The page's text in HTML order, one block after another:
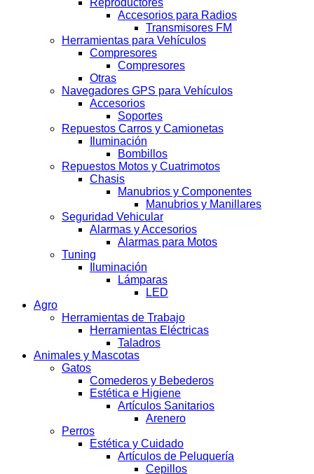
Reproductores
Accesorios para Radios
Transmisores FM
Herramientas para Vehículos
Compresores
Compresores
Otras
Navegadores GPS para Vehículos
Accesorios
Soportes
Repuestos Carros y Camionetas
Iluminación
Bombillos
Repuestos Motos y Cuatrimotos
Chasis
Manubrios y Componentes
Manubrios y Manillares
Seguridad Vehicular
Alarmas y Accesorios
Alarmas para Motos
Tuning
Iluminación
Lámparas
LED
Agro
Herramientas de Trabajo
Herramientas Eléctricas
Taladros
Animales y Mascotas
Gatos
Comederos y Bebederos
Estética e Higiene
Artículos Sanitarios
Arenero
Perros
Estética y Cuidado
Artículos de Peluquería
Cepillos